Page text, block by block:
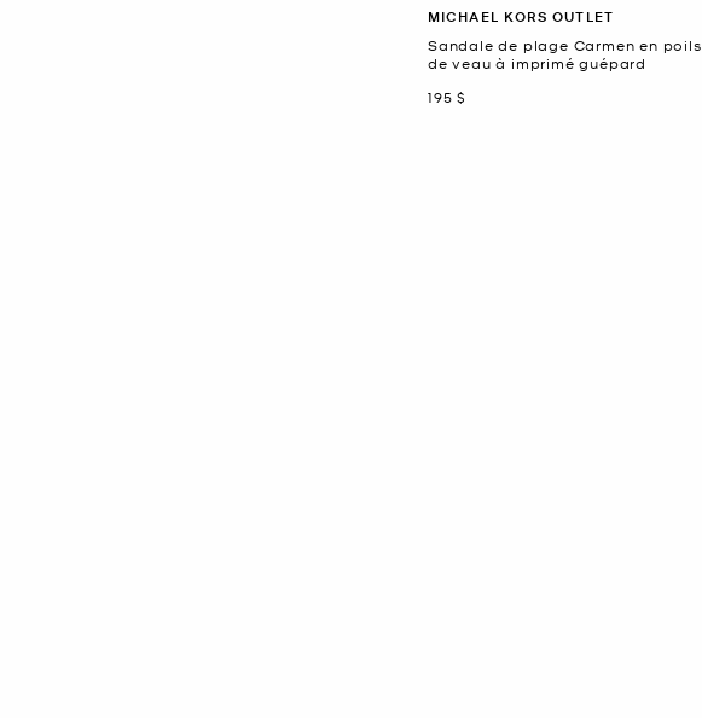
MICHAEL KORS OUTLET
Sandale de plage Carmen en poils
de veau à imprimé guépard
maintenant
195 $